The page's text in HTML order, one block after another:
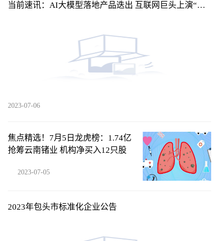
当前速讯：AI大模型落地产品迭出 互联网巨头上演“速
2023-07-06
焦点精选！7月5日龙虎榜：1.74亿
抢筹云南锗业 机构净买入12只股
2023-07-05
2023年包头市标准化企业公告